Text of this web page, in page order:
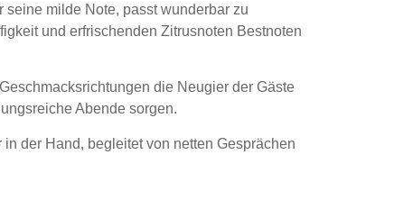
milde Note, passt wunderbar zu
und erfrischenden Zitrusnoten Bestnoten
die Neugier der Gäste
Abende sorgen.
der Hand, begleitet von netten Gesprächen